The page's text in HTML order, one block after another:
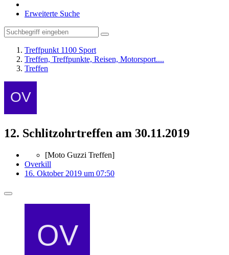
Erweiterte Suche
Treffpunkt 1100 Sport
Treffen, Treffpunkte, Reisen, Motorsport....
Treffen
12. Schlitzohrtreffen am 30.11.2019
[Moto Guzzi Treffen]
Overkill
16. Oktober 2019 um 07:50